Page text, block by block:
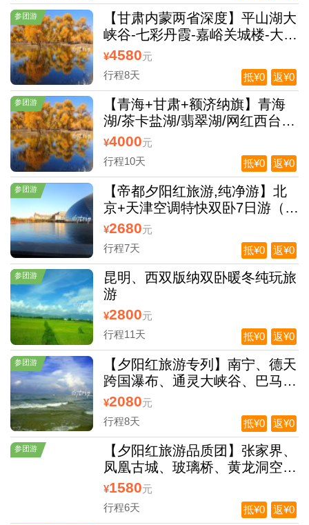
参团游
【甘肃内蒙两省深度】平山湖大
峡谷-七彩丹霞-嘉峪关城楼-大地
之子-莫高窟-鸣沙山月牙泉-金塔
胡杨林双动8日游
¥4580元
行程8天
返¥0
抵¥0
参团游
【青海+甘肃+额济纳旗】青海
湖/茶卡盐湖/翡翠湖/网红西台吉
乃尔湖/U 型公路/鸣沙山/莫高
窟/额济纳旗双动10日游
¥4000元
行程10天
返¥0
抵¥0
参团游
【帝都夕阳红旅游,纯净游】北
京+天津空调特快双卧7日游（0
自费 0 购物；真纯玩赠送880元
大礼包，
¥2680元
行程7天
返¥0
抵¥0
参团游
昆明、西双版纳双卧暖冬纯玩旅
游
¥2800元
行程11天
返¥0
抵¥0
参团游
【夕阳红旅游专列】南宁、德天
跨国瀑布、通灵大峡谷、巴马长
寿村、北海银滩空调双卧8日游
¥2080元
行程8天
返¥0
抵¥0
参团游
【夕阳红旅游品质团】张家界、
凤凰古城、玻璃桥、黄龙洞空
调，张家界森林公园、凤凰古
城、云天渡玻璃桥、湘西苗寨、
黄龙洞田园牧歌、烟雨张家界空
¥1580元
行程6天
返¥0
抵¥0